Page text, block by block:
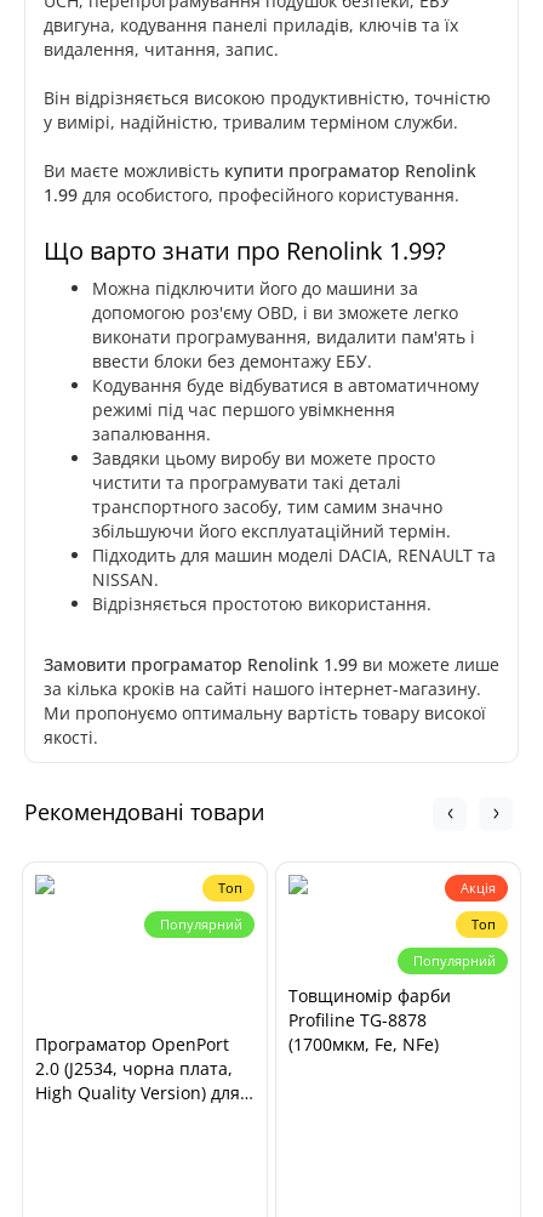
двигуна, кодування панелі приладів, ключів та їх
видалення, читання, запис.
Він відрізняється високою продуктивністю, точністю
у вимірі, надійністю, тривалим терміном служби.
Ви маєте можливість купити програматор Renolink
1.99 для особистого, професійного користування.
Що варто знати про Renolink 1.99?
Можна підключити його до машини за
допомогою роз'єму OBD, і ви зможете легко
виконати програмування, видалити пам'ять і
ввести блоки без демонтажу ЕБУ.
Кодування буде відбуватися в автоматичному
режимі під час першого увімкнення
запалювання.
Завдяки цьому виробу ви можете просто
чистити та програмувати такі деталі
транспортного засобу, тим самим значно
збільшуючи його експлуатаційний термін.
Підходить для машин моделі DACIA, RENAULT та
NISSAN.
Відрізняється простотою використання.
Замовити програматор Renolink 1.99 ви можете лише
за кілька кроків на сайті нашого інтернет-магазину.
Ми пропонуємо оптимальну вартість товару високої
якості.
Рекомендовані товари
Топ
Популярний
Програматор OpenPort
2.0 (J2534, чорна плата,
High Quality Version) для
Акція
Топ
Популярний
Товщиномір фарби
Profiline TG-8878
(1700мкм, Fe, NFe)